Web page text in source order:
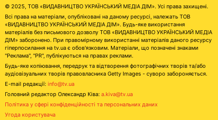
© 2025, ТОВ «ВИДАВНИЦТВО УКРАЇНСЬКИЙ МЕДІА ДІМ». Усі права захищені.
Всі права на матеріали, опубліковані на даному ресурсі, належать ТОВ
«ВИДАВНИЦТВО УКРАЇНСЬКИЙ МЕДІА ДІМ». Будь-яке використання
матеріалів без письмового дозволу ТОВ «ВИДАВНИЦТВО УКРАЇНСЬКИЙ МЕДІА
ДІМ» заборонено. При правомірному використанні матеріалів даного ресурсу
гіперпосилання на tv.ua є обов'язковим. Матеріали, що позначені знаками
"Реклама", "PR", публікуються на правах реклами.
Будь-яке копіювання, передрук та відтворення фотографічних творів та/або
аудіовізуальних творів правовласника Getty Images - суворо забороняється.
E-mail редакції: info@tv.ua
Головний редактор Олександр Ківа: a.kiva@tv.ua
Політика у сфері конфіденційності та персональних даних
Угода користувача